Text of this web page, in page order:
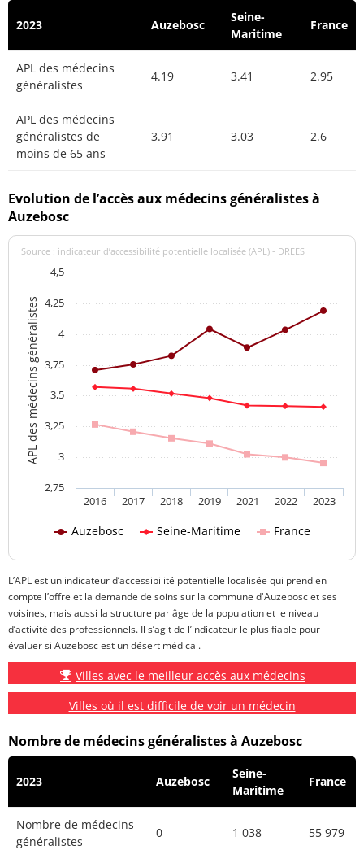
2023 Auzebosc
Seine-
Maritime
France
APL des médecins
généralistes
4.19 3.41 2.95
APL des médecins
généralistes de
moins de 65 ans
3.91 3.03 2.6
Evolution de l’accès aux médecins généralistes à
Auzebosc
APL des médecins généralistes
Source : indicateur d’accessibilité potentielle localisée (APL) - DREES
Auzebosc Seine-Maritime France
2016 2017 2018 2019 2021 2022 2023
2,75
3
3,25
3,5
3,75
4
4,25
4,5
L’APL est un indicateur d’accessibilité potentielle localisée qui prend en
compte l’offre et la demande de soins sur la commune d'Auzebosc et ses
voisines, mais aussi la structure par âge de la population et le niveau
d’activité des professionnels. Il s’agit de l’indicateur le plus fiable pour
évaluer si Auzebosc est un désert médical.
Villes avec le meilleur accès aux médecins
Villes où il est difficile de voir un médecin
Nombre de médecins généralistes à Auzebosc
2023 Auzebosc
Seine-
Maritime
France
Nombre de médecins
généralistes
0 1 038 55 979